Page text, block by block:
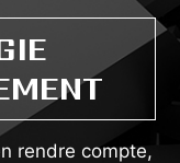
rendre compte,